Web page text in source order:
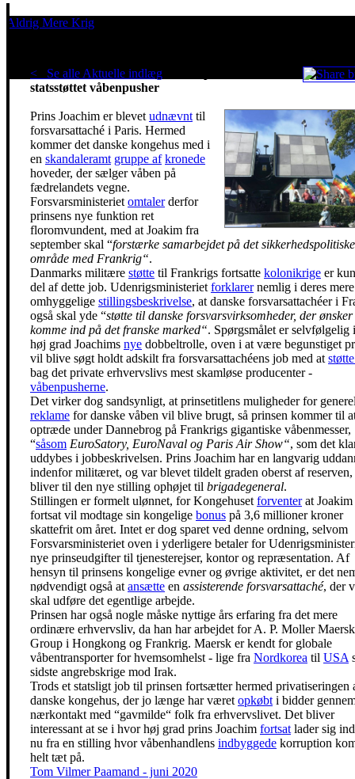
Aldrig Mere Krig
< Se alle Aktuelle indlæg
statsstøttet våbenpusher
Prins Joachim er blevet udnævnt til
forsvarsattaché i Paris. Hermed
kommer det danske kongehus med i
en skandaleramt gruppe af kronede
hoveder, der sælger våben på
fædrelandets vegne.
Forsvarsministeriet omtalerderfor
prinsens nye funktion ret
floromvundent, med at Joakim fra
september skal “forstærke samarbejdet på det sikkerhedspolitiske
område med Frankrig“.
Danmarks militære støtte til Frankrigs fortsatte kolonikrige er
del af dette job. Udenrigsministeriet forklarernemlig i deres mere
omhyggelige stillingsbeskrivelse, at danske forsvarsattachéer i
også skal yde “støtte til danske forsvarsvirksomheder, der
komme ind på det franske marked“. Spørgsmålet er selvfølgelig
høj grad Joachims nye dobbeltrolle, oven i at være begunstiget
vil blive søgt holdt adskilt fra forsvarsattachéens job med at
bag det private erhvervslivs mest skamløse producenter -
våbenpusherne.
Det virker dog sandsynligt, at prinsetitlens muligheder for
reklame for danske våben vil blive brugt, så prinsen kommer til
optræde under Dannebrog på Frankrigs gigantiske våbenmesser,
“såsom EuroSatory, EuroNaval og Paris Air Show“, som det
uddybes i jobbeskrivelsen. Prins Joachim har en langvarig
indenfor militæret, og var blevet tildelt graden oberst af reserven,
bliver til den nye stilling ophøjet til brigadegeneral.
Stillingen er formelt ulønnet, for Kongehuset forventerat Joakim
fortsat vil modtage sin kongelige bonus på 3,6 millioner kroner
skattefrit om året. Intet er dog sparet ved denne ordning, selvom
Forsvarsministeriet oven i yderligere betaler for
nye prinseudgifter til tjenesterejser, kontor og repræsentation. Af
hensyn til prinsens kongelige evner og øvrige aktivitet, er det
nødvendigt også at ansætte en assisterende forsvarsattaché, der
skal udføre det egentlige arbejde.
Prinsen har også nogle måske nyttige års erfaring fra det mere
ordinære erhvervsliv, da han har arbejdet for A. P. Moller Maersk
Group i Hongkong og Frankrig. Maersk er kendt for globale
våbentransporter for hvemsomhelst - lige fra Nordkorea til USA
sidste angrebskrige mod Irak.
Trods et statsligt job til prinsen fortsætter hermed privatiseringen
danske kongehus, der jo længe har været opkøbt i bidder
nærkontakt med “gavmilde“ folk fra erhvervslivet. Det bliver
interessant at se i hvor høj grad prins Joachim fortsat lader sig
nu fra en stilling hvor våbenhandlens indbyggede korruption
helt tæt på.
Tom Vilmer Paamand - juni 2020